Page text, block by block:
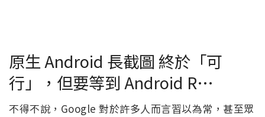
原生 Android 長截圖 終於「可
行」，但要等到 Android R…
不得不說，Google 對於許多人而言習以為常，甚至眾